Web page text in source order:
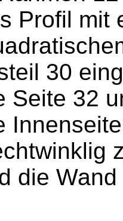
Profil mit
30
Seite 32
die